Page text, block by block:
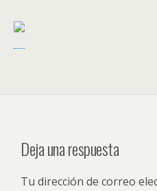
Deja una respuesta
Tu dirección de correo